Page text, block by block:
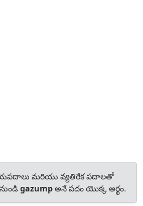
మరియు వ్యతిరేక పదాలతో
gazumpఅనే పదం యొక్క అర్థం.